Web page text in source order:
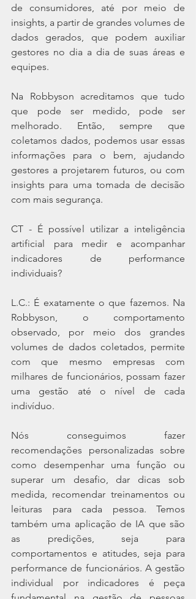
de consumidores, até por meio de
insights, a partir de grandes volumes de
dados gerados, que podem auxiliar
gestores no dia a dia de suas áreas e
equipes.
Na Robbyson acreditamos que tudo
que pode ser medido, pode ser
melhorado. Então, sempre que
coletamos dados, podemos usar essas
informações para o bem, ajudando
gestores a projetarem futuros, ou com
insights para uma tomada de decisão
com mais segurança.
CT - É possível utilizar a inteligência
artificial para medir e acompanhar
indicadores de performance
individuais?
L.C.: É exatamente o que fazemos. Na
Robbyson, o comportamento
observado, por meio dos grandes
volumes de dados coletados, permite
com que mesmo empresas com
milhares de funcionários, possam fazer
uma gestão até o nível de cada
indivíduo.
Nós conseguimos fazer
recomendações personalizadas sobre
como desempenhar uma função ou
superar um desafio, dar dicas sob
medida, recomendar treinamentos ou
leituras para cada pessoa. Temos
também uma aplicação de IA que são
as predições, seja para
comportamentos e atitudes, seja para
performance de funcionários. A gestão
individual por indicadores é peça